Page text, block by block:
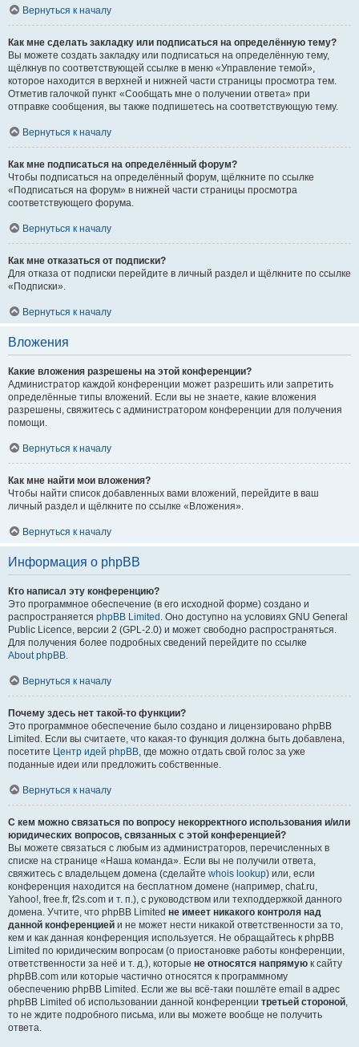
Вернуться к началу
Как мне сделать закладку или подписаться на определённую тему?
Вы можете создать закладку или подписаться на определённую тему,
щёлкнув по соответствующей ссылке в меню «Управление темой»,
которое находится в верхней и нижней части страницы просмотра тем.
Отметив галочкой пункт «Сообщать мне о получении ответа» при
отправке сообщения, вы также подпишетесь на соответствующую тему.
Вернуться к началу
Как мне подписаться на определённый форум?
Чтобы подписаться на определённый форум, щёлкните по ссылке
«Подписаться на форум» в нижней части страницы просмотра
соответствующего форума.
Вернуться к началу
Как мне отказаться от подписки?
Для отказа от подписки перейдите в личный раздел и щёлкните по ссылке
«Подписки».
Вернуться к началу
Вложения
Какие вложения разрешены на этой конференции?
Администратор каждой конференции может разрешить или запретить
определённые типы вложений. Если вы не знаете, какие вложения
разрешены, свяжитесь с администратором конференции для получения
помощи.
Вернуться к началу
Как мне найти мои вложения?
Чтобы найти список добавленных вами вложений, перейдите в ваш
личный раздел и щёлкните по ссылке «Вложения».
Вернуться к началу
Информация о phpBB
Кто написал эту конференцию?
Это программное обеспечение (в его исходной форме) создано и
распространяется phpBB Limited . Оно доступно на условиях GNU General
Public Licence, версии 2 (GPL-2.0) и может свободно распространяться.
Для получения более подробных сведений перейдите по ссылке
About phpBB.
Вернуться к началу
Почему здесь нет такой-то функции?
Это программное обеспечение было создано и лицензировано phpBB
Limited. Если вы считаете, что какая-то функция должна быть добавлена,
посетите Центр идей phpBB, где можно отдать свой голос за уже
поданные идеи или предложить собственные.
Вернуться к началу
С кем можно связаться по вопросу некорректного использования и/или
юридических вопросов, связанных с этой конференцией?
Вы можете связаться с любым из администраторов, перечисленных в
списке на странице «Наша команда». Если вы не получили ответа,
свяжитесь с владельцем домена (сделайте whois lookup) или, если
конференция находится на бесплатном домене (например, chat.ru,
Yahoo!, free.fr, f2s.com и т. п.), с руководством или техподдержкой данного
домена. Учтите, что phpBB Limited не имеет никакого контроля над
данной конференцией и не может нести никакой ответственности за то,
кем и как данная конференция используется. Не обращайтесь к phpBB
Limited по юридическим вопросам (о приостановке работы конференции,
ответственности за неё и т. д.), которые не относятся напрямую к сайту
phpBB.com или которые частично относятся к программному
обеспечению phpBB Limited. Если же вы всё-таки пошлёте email в адрес
phpBB Limited об использовании данной конференции третьей стороной,
то не ждите подробного письма, или вы можете вообще не получить
ответа.